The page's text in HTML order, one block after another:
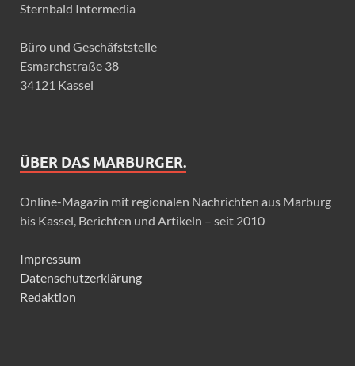
Sternbald Intermedia
Büro und Geschäfststelle
Esmarchstraße 38
34121 Kassel
ÜBER DAS MARBURGER.
Online-Magazin mit regionalen Nachrichten aus Marburg
bis Kassel, Berichten und Artikeln – seit 2010
Impressum
Datenschutzerklärung
Redaktion